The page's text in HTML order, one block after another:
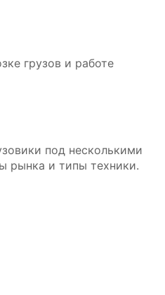
грузов и работе
под несколькими
рынка и типы техники.